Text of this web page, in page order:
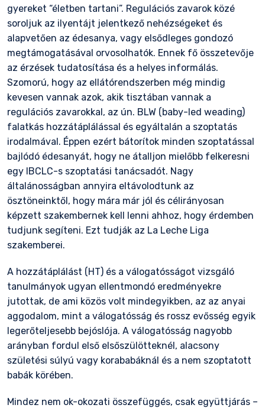
gyereket “életben tartani”. Regulációs zavarok közé
soroljuk az ilyentájt jelentkező nehézségeket és
alapvetően az édesanya, vagy elsődleges gondozó
megtámogatásával orvosolhatók. Ennek fő összetevője
az érzések tudatosítása és a helyes informálás.
Szomorú, hogy az ellátórendszerben még mindig
kevesen vannak azok, akik tisztában vannak a
regulációs zavarokkal, az ún. BLW (baby-led weading)
falatkás hozzátáplálással és egyáltalán a szoptatás
irodalmával. Éppen ezért bátorítok minden szoptatással
bajlódó édesanyát, hogy ne átalljon mielőbb felkeresni
egy IBCLC-s szoptatási tanácsadót. Nagy
általánosságban annyira eltávolodtunk az
ösztöneinktől, hogy mára már jól és célirányosan
képzett szakembernek kell lenni ahhoz, hogy érdemben
tudjunk segíteni. Ezt tudják az La Leche Liga
szakemberei.
A hozzátáplálást (HT) és a válogatósságot vizsgáló
tanulmányok ugyan ellentmondó eredményekre
jutottak, de ami közös volt mindegyikben, az az anyai
aggodalom, mint a válogatósság és rossz evősség egyik
legerőteljesebb bejóslója. A válogatósság nagyobb
arányban fordul első elsőszülötteknél, alacsony
születési súlyú vagy korababáknál és a nem szoptatott
babák körében.
Mindez nem ok-okozati összefüggés, csak együttjárás –